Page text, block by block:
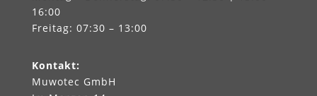
16:00
Freitag: 07:30 – 13:00
Kontakt:
Muwotec GmbH